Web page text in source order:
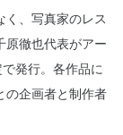
、写真家のレス
原徹也代表がアー
発行。各作品に
の企画者と制作者